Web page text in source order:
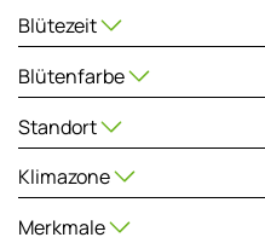
Blütezeit
Blütenfarbe
Standort
Klimazone
Merkmale